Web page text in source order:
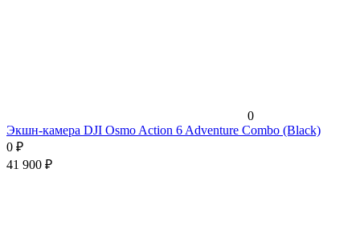
0
Экшн-камера DJI Osmo Action 6 Adventure Combo (Black)
0 ₽
41 900 ₽